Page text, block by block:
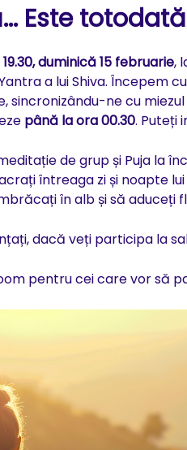
Este
duminică 15 februarie,
a lui Shiva. Începem
sincronizându-ne cu
până la ora 00.30. Puteți
de grup și Puja la
întreaga zi și noapte
în alb și să aduceți
dacă veți participa la
pentru cei care vor să